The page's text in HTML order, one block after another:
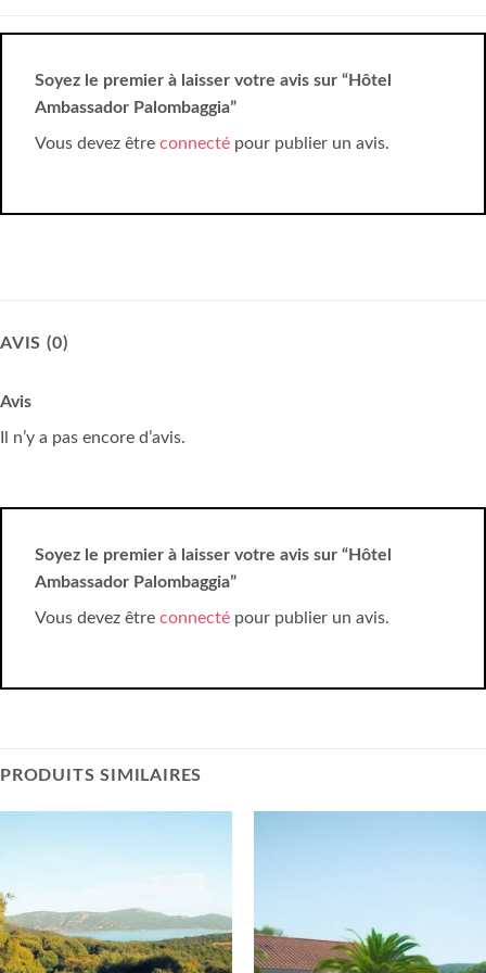
Soyez le premier à laisser votre avis sur “Hôtel
Ambassador Palombaggia”
Vous devez être connecté pour publier un avis.
AVIS (0)
Avis
Il n’y a pas encore d’avis.
Soyez le premier à laisser votre avis sur “Hôtel
Ambassador Palombaggia”
Vous devez être connecté pour publier un avis.
PRODUITS SIMILAIRES